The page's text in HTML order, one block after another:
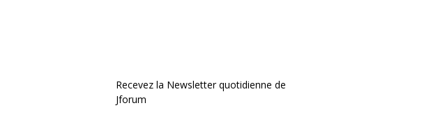
Recevez la Newsletter quotidienne de
Jforum